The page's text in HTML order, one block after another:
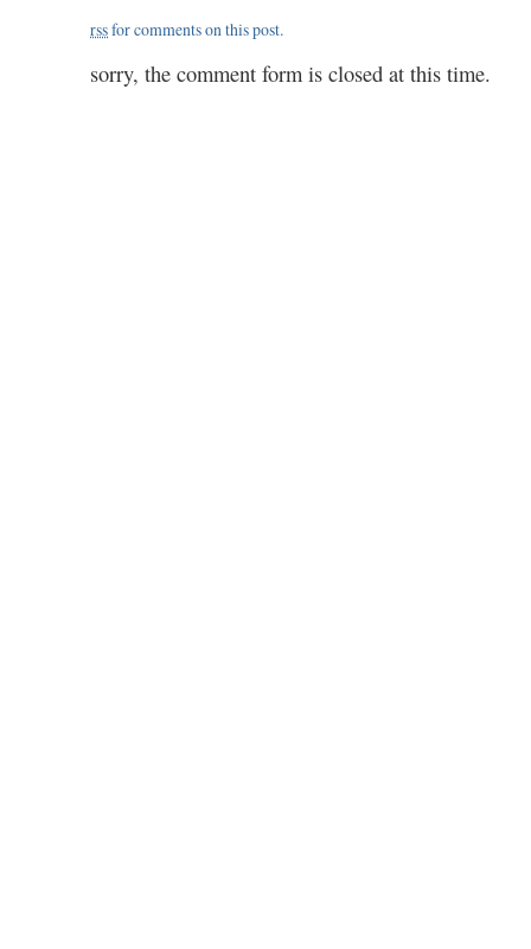
rssfor comments on this post.
sorry, the comment form is closed at this time.